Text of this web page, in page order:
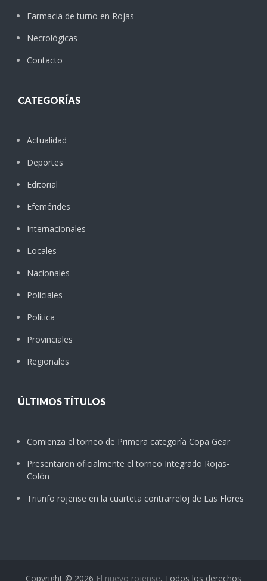
Farmacia de turno en Rojas
Necrológicas
Contacto
CATEGORÍAS
Actualidad
Deportes
Editorial
Efemérides
Internacionales
Locales
Nacionales
Policiales
Política
Provinciales
Regionales
ÚLTIMOS TÍTULOS
Comienza el torneo de Primera categoría Copa Gear
Presentaron oficialmente el torneo Integrado Rojas-
Colón
Triunfo rojense en la cuarteta contrarreloj de Las Flores
Copyright © 2026 El nuevo rojense. Todos los derechos